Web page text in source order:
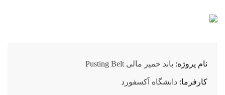
نام پروژه: باند خمیر مالی Pusting Belt
کارفرما: دانشگاه آکسفورد